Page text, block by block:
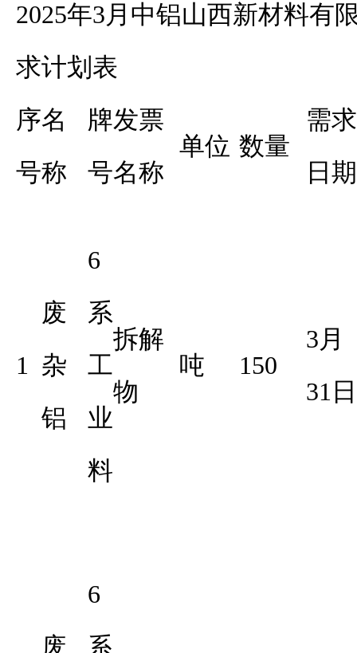
2025年3月中铝山西新材料有
求计划表
序
号
名
称
牌
号
发票
名称
单位 数量
需求
日期
1
废
杂
铝
6
系
工
业
料
拆解
物
吨 150
3月
31日
废
6
系